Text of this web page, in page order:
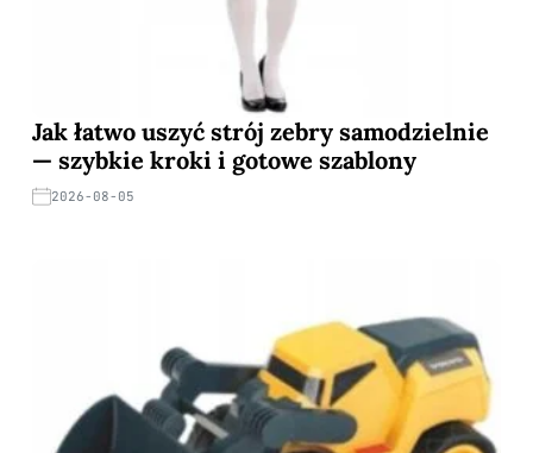
Jak łatwo uszyć strój zebry samodzielnie
— szybkie kroki i gotowe szablony
2026-08-05